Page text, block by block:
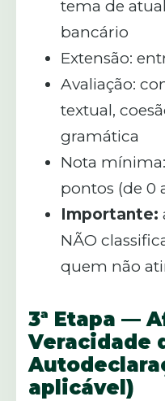
tema de
bancário
Extensão:
Avaliação:
textual,
gramática
Nota
pontos (de 0
Importante:
NÃO
quem não
3ª Etapa —
Veracidade
aplicável)